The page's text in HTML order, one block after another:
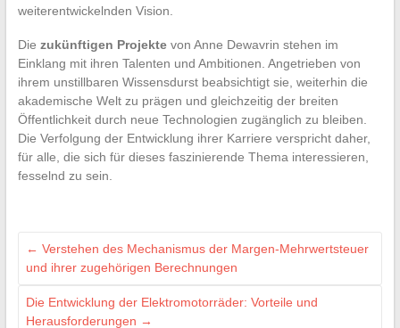
weiterentwickelnden Vision.
Die zukünftigen Projektevon Anne Dewavrin stehen im
Einklang mit ihren Talenten und Ambitionen. Angetrieben von
ihrem unstillbaren Wissensdurst beabsichtigt sie, weiterhin die
akademische Welt zu prägen und gleichzeitig der breiten
Öffentlichkeit durch neue Technologien zugänglich zu bleiben.
Die Verfolgung der Entwicklung ihrer Karriere verspricht daher,
für alle, die sich für dieses faszinierende Thema interessieren,
fesselnd zu sein.
← Verstehen des Mechanismus der Margen-Mehrwertsteuer
und ihrer zugehörigen Berechnungen
Die Entwicklung der Elektromotorräder: Vorteile und
Herausforderungen →